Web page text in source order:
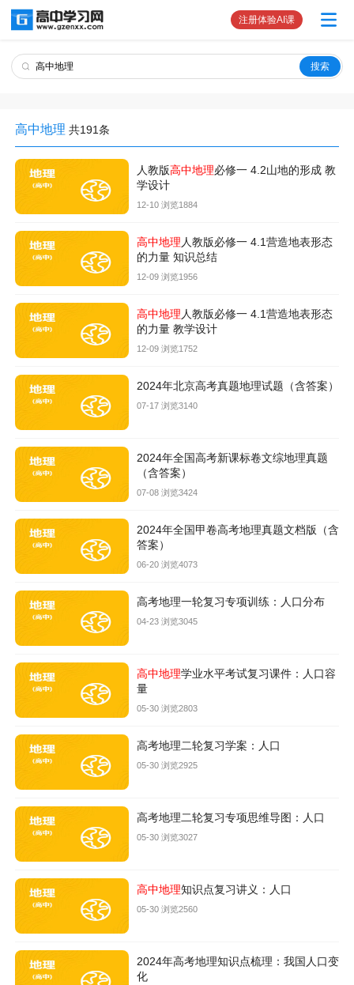
注册体验AI课
高中地理 共191条
人教版高中地理必修一 4.2山地的形成 教
学设计
12-10 浏览1884
高中地理 人教版必修一 4.1营造地表形态
的力量 知识总结
12-09 浏览1956
高中地理 人教版必修一 4.1营造地表形态
的力量 教学设计
12-09 浏览1752
2024年北京高考真题地理试题（含答案）
07-17 浏览3140
2024年全国高考新课标卷文综地理真题
（含答案）
07-08 浏览3424
2024年全国甲卷高考地理真题文档版（含
答案）
06-20 浏览4073
高考地理一轮复习专项训练：人口分布
04-23 浏览3045
高中地理学业水平考试复习课件：人口容
量
05-30 浏览2803
高考地理二轮复习学案：人口
05-30 浏览2925
高考地理二轮复习专项思维导图：人口
05-30 浏览3027
高中地理知识点复习讲义：人口
05-30 浏览2560
2024年高考地理知识点梳理：我国人口变
化